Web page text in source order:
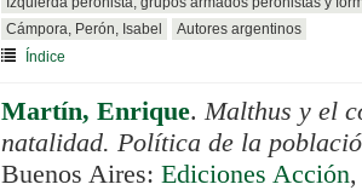
Cámpora, Perón, Isabel
Autores argentinos
Índice
Martín, Enrique.Malthus y el
natalidad. Política de la
Buenos Aires: Ediciones Acción